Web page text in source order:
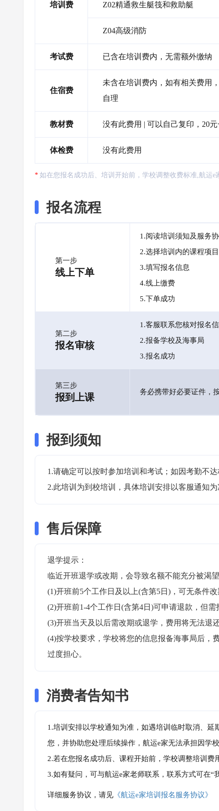
培训费 Z02精通救生艇筏和救助艇
Z04高级消防
考试费 已含在培训费内，无需额外缴纳
住宿费
未含在培训费内，如有相关费用
自理
教材费 没有此费用 | 可以自己复印，20
体检费 没有此费用
如在您报名成功后、培训开始前，学校调整收费标准,航运
报名流程
第一步
线上下单
1.阅读培训须知及服务
2.选择培训内的课程项目
3.填写报名信息
4.线上缴费
5.下单成功
第二步
报名审核
1.客服联系您核对报名
2.报备学校及海事局
3.报名成功
第三步
报到上课 务必携带好必要证件，
报到须知
1.请确定可以按时参加培训和考试；如因考勤不
2.此培训为到校培训，具体培训安排以客服通知
售后保障
退学提示：
临近开班退学或改期，会导致名额不能充分被渴
(1)开班前5个工作日及以上(含第5日)，可无条件
(2)开班前1-4个工作日(含第4日)可申请退款，但
(3)开班当天及以后需改期或退学，费用将无法退
(4)按学校要求，学校将您的信息报备海事局后，
过度担心。
消费者告知书
1.培训安排以学校通知为准，如遇培训临时取消、
您，并协助您处理后续操作，航运e家无法承担因学
2.若在您报名成功后、课程开始前，学校调整培训
3.如有疑问，可与航运e家老师联系，联系方式可在
详细服务协议，请见 《航运e家培训报名服务协议》